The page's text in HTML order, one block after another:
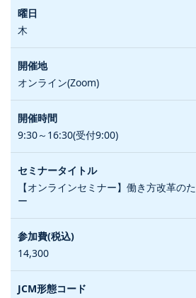
木
オンライン(Zoom)
9:30～16:30(受付9:00)
【オンラインセミナー】働き方改革の
ー
14,300